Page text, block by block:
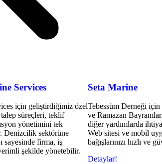
Services
için geliştirdiğimiz özel
süreçleri, teklif
yönetimini tek
Denizcilik sektörüne
sayesinde firma, iş
şekilde yönetebilir.
Seta Marine
Tebessüm Derneği
ve Ramazan
diğer yardımlarda
Web sitesi ve mobil
bağışlarınızı hızlı ve
Detaylar!